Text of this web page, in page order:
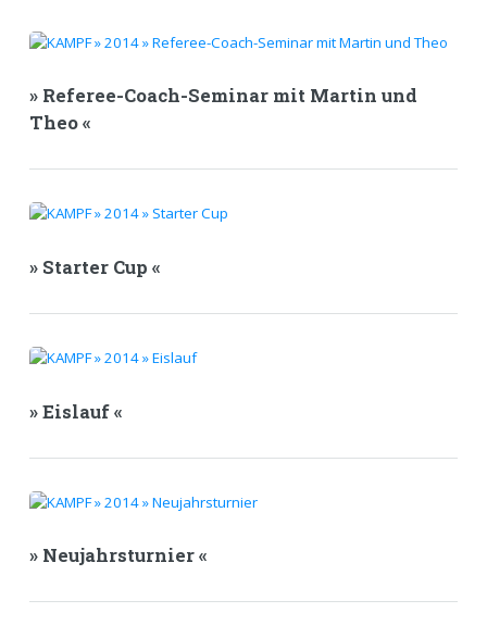
» Referee-Coach-Seminar mit Martin und
Theo «
» Starter Cup «
» Eislauf «
» Neujahrsturnier «